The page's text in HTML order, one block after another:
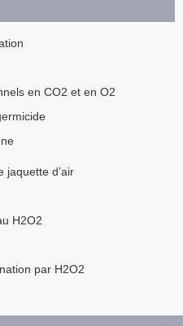
en CO2 et en O2
jaquette d’air
H2O2
par H2O2